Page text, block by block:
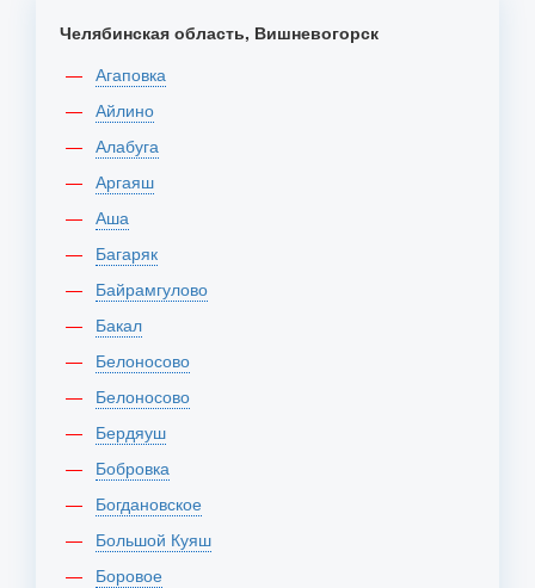
Челябинская область, Вишневогорск
Агаповка
Айлино
Алабуга
Аргаяш
Аша
Багаряк
Байрамгулово
Бакал
Белоносово
Белоносово
Бердяуш
Бобровка
Богдановское
Большой Куяш
Боровое